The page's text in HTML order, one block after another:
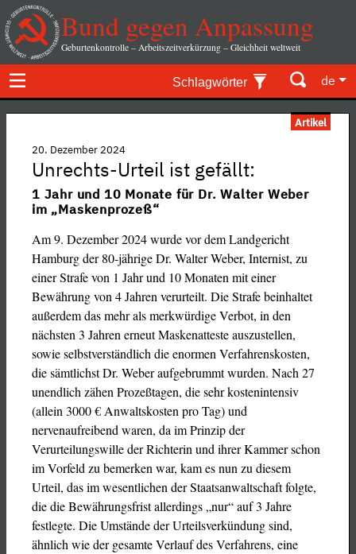
Bund gegen Anpassung
Geburtenkontrolle – Arbeitszeitverkürzung – Gleichheit weltweit
Schlagwörter de
Artikel
20. Dezember 2024
Unrechts-Urteil ist gefällt:
1 Jahr und 10 Monate für Dr. Walter Weber
im „Maskenprozeß“
Am 9. Dezember 2024 wurde vor dem Landgericht
Hamburg der 80-jährige Dr. Walter Weber, Internist, zu
einer Strafe von 1 Jahr und 10 Monaten mit einer
Bewährung von 4 Jahren verurteilt. ­Die Strafe beinhaltet
außerdem das mehr als merkwürdige Verbot, in den
nächsten 3 Jahren erneut Maskenatteste auszustellen,
sowie selbstverständlich die enormen Verfahrenskosten,
die sämtlichst Dr. Weber aufgebrummt wurden. Nach 27
unendlich zähen Prozeßtagen, die sehr kostenintensiv
(allein 3000 € Anwaltskosten pro Tag) und
nervenaufreibend waren, da im Prinzip der
Verurteilungswille der Richterin und ihrer Kammer schon
im Vorfeld zu bemerken war, kam es nun zu diesem
Urteil, das im wesentlichen der Staatsanwaltschaft folgte,
die die Bewährungsfrist allerdings „nur“ auf 3 Jahre
festlegte. Die Umstände der Urteilsverkündung sind,
ähnlich wie der gesamte Verlauf des Verfahrens, eine